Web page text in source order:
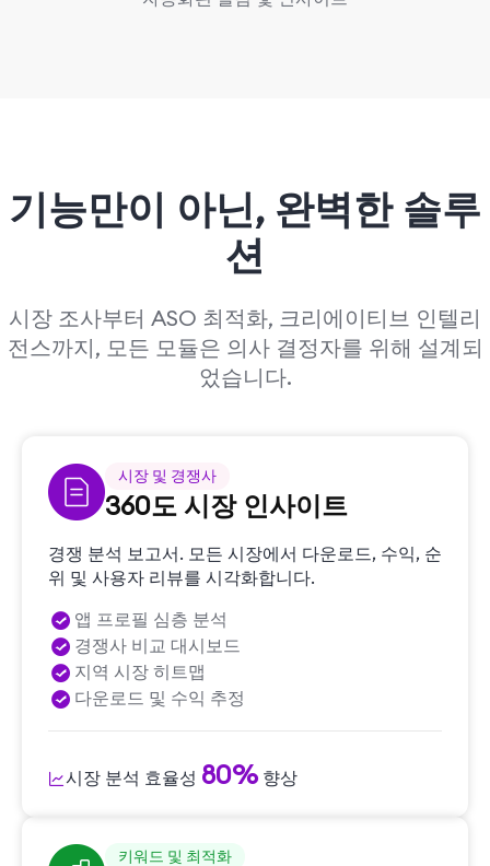
기능만이 아닌, 완벽한 솔루
션
시장 조사부터 ASO 최적화, 크리에이티브 인텔리
전스까지, 모든 모듈은 의사 결정자를 위해 설계되
었습니다.
시장 및 경쟁사
360도 시장 인사이트
경쟁 분석 보고서. 모든 시장에서 다운로드, 수익, 순
위 및 사용자 리뷰를 시각화합니다.
앱 프로필 심층 분석
경쟁사 비교 대시보드
지역 시장 히트맵
다운로드 및 수익 추정
시장 분석 효율성 80% 향상
키워드 및 최적화